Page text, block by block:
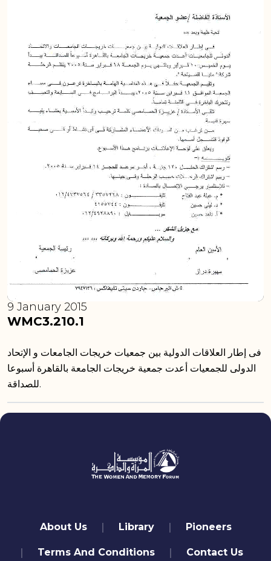
WMC3.210.1
9 January 2015
فى إطار العلاقات الدولية بين جمعيات خريجات الجامعات و الإتحاد
الدولى للجمعيات أعدت جمعية خريجات الجامعة بالقاهرة أسبوعا
للصداقة.
quick links
About Us Library Pioneers
Terms And Conditions Contact Us